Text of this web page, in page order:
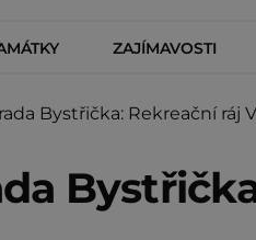
ZAJÍMAVOSTI
Bystřička: Rekreační ráj